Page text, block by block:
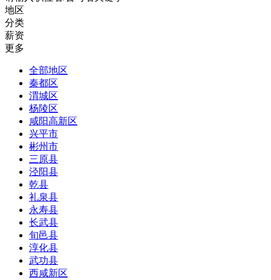
地区
分类
薪资
更多
全部地区
秦都区
渭城区
杨陵区
咸阳高新区
兴平市
彬州市
三原县
泾阳县
乾县
礼泉县
永寿县
长武县
旬邑县
淳化县
武功县
西咸新区